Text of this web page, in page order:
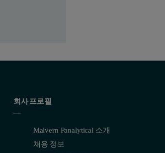
회사 프로필
Malvern Panalytical 소개
채용 정보